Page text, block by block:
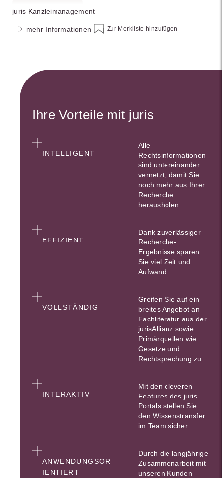
juris Kanzleimanagement
mehr Informationen Zur Merkliste hinzufügen
Ihre Vorteile mit juris
INTELLIGENT
Alle
Rechtsinformationen
sind untereinander
vernetzt, damit Sie
noch mehr aus Ihrer
Recherche
herausholen.
EFFIZIENT
Dank zuverlässiger
Recherche-
Ergebnisse sparen
Sie viel Zeit und
Aufwand.
VOLLSTÄNDIG
Greifen Sie auf ein
breites Angebot an
Fachliteratur aus der
jurisAllianz sowie
Primärquellen wie
Gesetze und
Rechtsprechung zu.
INTERAKTIV
Mit den cleveren
Features des juris
Portals stellen Sie
den Wissenstransfer
im Team sicher.
ANWENDUNGSOR
IENTIERT
Durch die langjährige
Zusammenarbeit mit
unseren Kunden